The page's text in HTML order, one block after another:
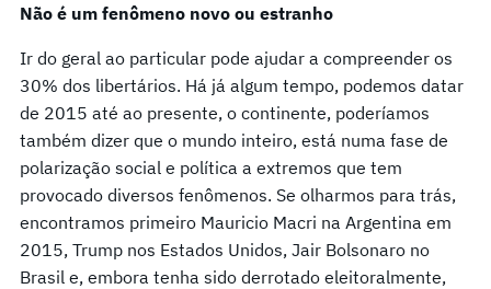
Não é um fenômeno novo ou estranho
Ir do geral ao particular pode ajudar a compreender os
30% dos libertários. Há já algum tempo, podemos datar
de 2015 até ao presente, o continente, poderíamos
também dizer que o mundo inteiro, está numa fase de
polarização social e política a extremos que tem
provocado diversos fenômenos. Se olharmos para trás,
encontramos primeiro Mauricio Macri na Argentina em
2015, Trump nos Estados Unidos, Jair Bolsonaro no
Brasil e, embora tenha sido derrotado eleitoralmente,